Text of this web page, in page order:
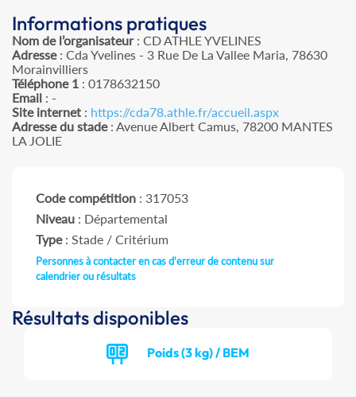
Informations pratiques
Nom de l’organisateur: CD ATHLE YVELINES
Adresse: Cda Yvelines - 3 Rue De La Vallee Maria, 78630
Morainvilliers
Téléphone 1 : 0178632150
Email : -
Site internet : https://cda78.athle.fr/accueil.aspx
Adresse du stade: Avenue Albert Camus, 78200 MANTES
LA JOLIE
Code compétition : 317053
Niveau : Départemental
Type: Stade / Critérium
Personnes à contacter en cas d'erreur de contenu sur
calendrier ou résultats
Résultats disponibles
Poids (3 kg) / BEM